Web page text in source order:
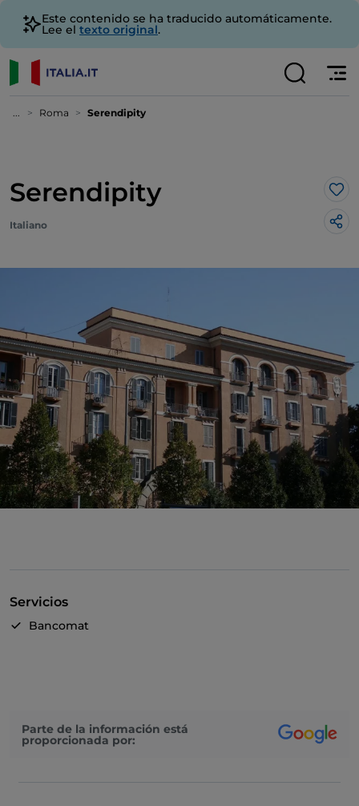
Este contenido se ha traducido automáticamente.
Lee el texto original.
... Roma Serendipity
Serendipity Me
Italiano
Servicios
Bancomat
Parte de la información está
proporcionada por: